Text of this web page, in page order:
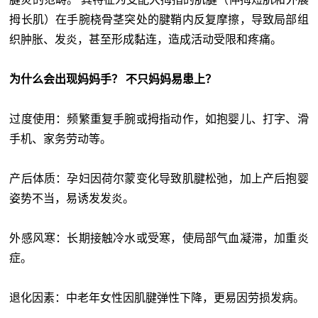
拇长肌）在手腕桡骨茎突处的腱鞘内反复摩擦，导致局部组
织肿胀、发炎，甚至形成黏连，造成活动受限和疼痛。
为什么会出现妈妈手？ 不只妈妈易患上？
过度使用：频繁重复手腕或拇指动作，如抱婴儿、打字、滑
手机、家务劳动等。
产后体质：孕妇因荷尔蒙变化导致肌腱松弛，加上产后抱婴
姿势不当，易诱发发炎。
外感风寒：长期接触冷水或受寒，使局部气血凝滞，加重炎
症。
退化因素：中老年女性因肌腱弹性下降，更易因劳损发病。